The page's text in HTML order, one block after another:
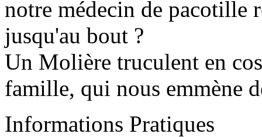
notre médecin de pacotille
jusqu'au bout ?
Un Molière truculent en
famille, qui nous emmène
Informations Pratiques